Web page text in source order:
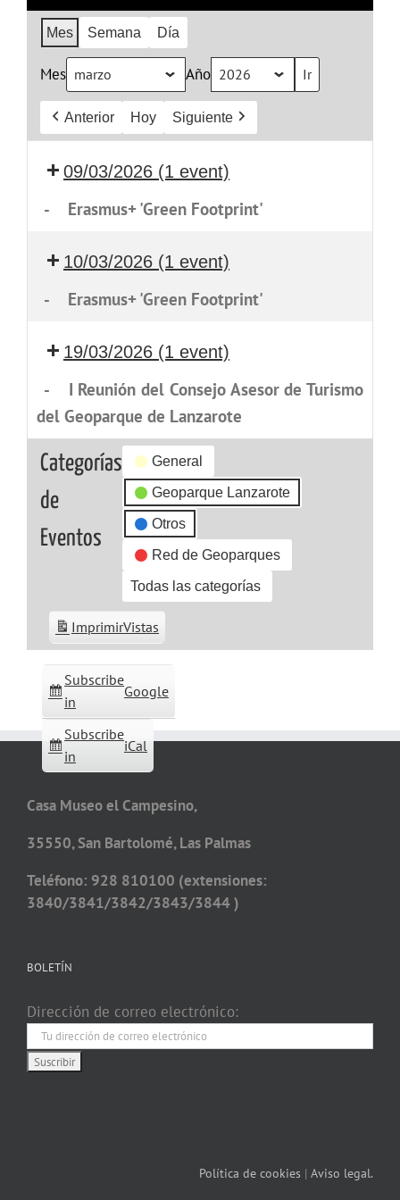
Mes Semana Día
Mes Año
Anterior Hoy Siguiente
09/03/2026 (1 event)
- Erasmus+ 'Green Footprint'
10/03/2026 (1 event)
- Erasmus+ 'Green Footprint'
19/03/2026 (1 event)
-
I Reunión del Consejo Asesor de Turismo
del Geoparque de Lanzarote
Categorías
de
Eventos
General
Geoparque Lanzarote
Otros
Red de Geoparques
Todas las categorías
Subscribe
in
Google
Subscribe
in
iCal
ImprimirVistas
Casa Museo el Campesino,
35550, San Bartolomé, Las Palmas
Teléfono: 928 810100 (extensiones:
3840/3841/3842/3843/3844 )
BOLETÍN
Dirección de correo electrónico:
Política de cookies | Aviso legal.